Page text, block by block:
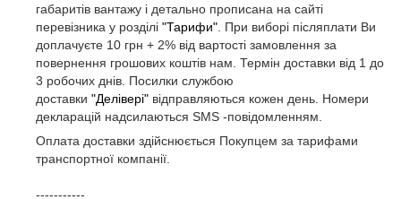
габаритів вантажу і детально прописана на сайті
перевізника у розділі "Тарифи" . При виборі післяплати Ви
доплачуєте 10 грн + 2% від вартості замовлення за
повернення грошових коштів нам. Термін доставки від 1 до
3 робочих днів. Посилки службою
доставки "Делівері" відправляються кожен день. Номери
декларацій надсилаються SMS -повідомленням.
Оплата доставки здійснюється Покупцем за тарифами
транспортної компанії.
-----------